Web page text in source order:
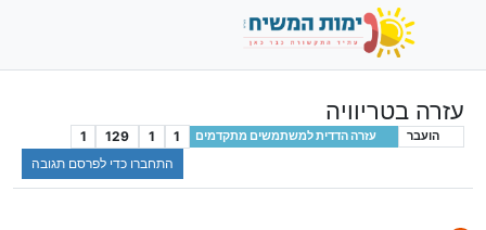
עזרה בטריוויה
הועבר עזרה הדדית למשתמשים מתקדמים 1
1
129
1
התחברו כדי לפרסם תגובה